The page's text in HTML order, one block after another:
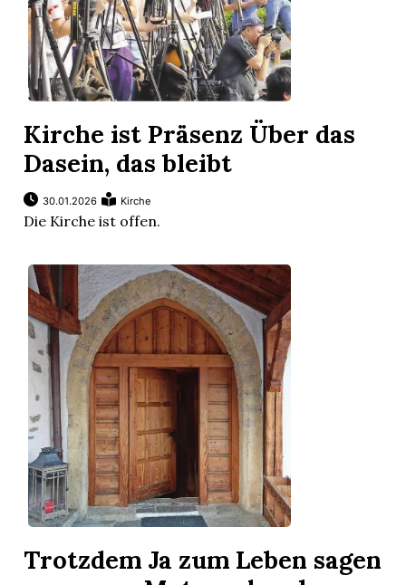
Kirche ist Präsenz Über das
Dasein, das bleibt
30.01.2026 Kirche
Die Kirche ist offen.
Trotzdem Ja zum Leben sagen